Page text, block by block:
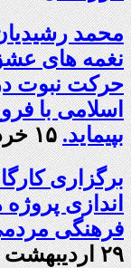
محمد
نغمه های
حرکت نبوت
اسلامی با
بپیماید. ۱۵ خرداد ۱۴۰۵ - ۱۱:۱۰
برگزاری
اندازی
فرهنگی
۲۹ اردیبهشت ۱۴۰۵ - ۱۱:۲۸